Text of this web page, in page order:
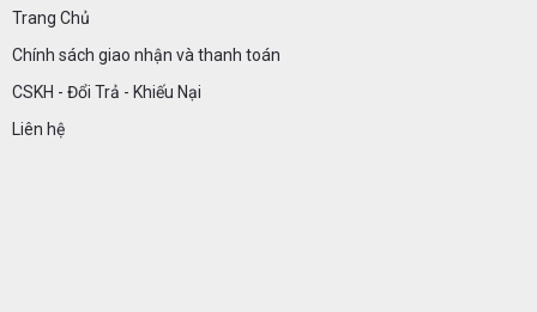
Trang Chủ
Chính sách giao nhận và thanh toán
CSKH - Đổi Trả - Khiếu Nại
Liên hệ